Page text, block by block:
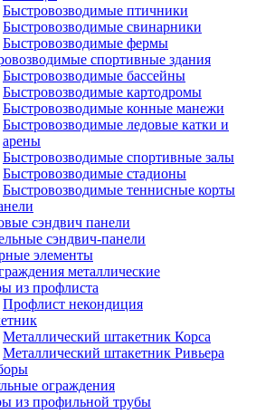
Быстровозводимые птичники
Быстровозводимые свинарники
Быстровозводимые фермы
спортивные здания
Быстровозводимые бассейны
Быстровозводимые картодромы
Быстровозводимые конные манежи
Быстровозводимые ледовые катки и
арены
Быстровозводимые спортивные залы
Быстровозводимые стадионы
Быстровозводимые теннисные корты
сэндвич панели
сэндвич-панели
элементы
металлические
из профлиста
Профлист некондиция
Металлический штакетник Корса
Металлический штакетник Ривьера
ограждения
из профильной трубы